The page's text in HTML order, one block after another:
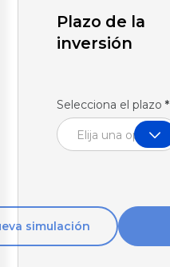
Plazo de la
inversión
Selecciona el plazo*
Elija una opción
simulación